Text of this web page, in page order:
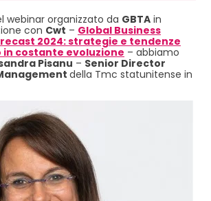
webinar organizzato da GBTA in
con Cwt – Global Business
2024: strategie e tendenze
costante evoluzione – abbiamo
Pisanu – Senior Director
della Tmc statunitense in